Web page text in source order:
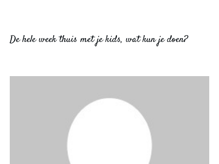
De hele week thuis met je kids, wat kun je doen?